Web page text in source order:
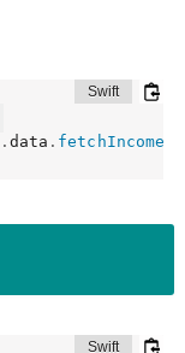
. data . fetchIncomes